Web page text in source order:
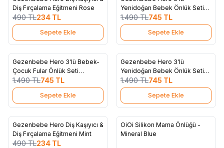
Favorilere Ekle
Diş Fırçalama Eğitmeni Rose
490TL234 TL
Sepete Ekle
Favorilere Ekle
Yenidoğan Bebek Önlük Seti
Koala
1.490TL745 TL
Sepete Ekle
%50
Favorilere Ekle
4
Gezenbebe Hero 3'lü Bebek-
Çocuk Fular Önlük Seti
Elephant
1.490TL745 TL
Sepete Ekle
%50
Favorilere Ekle
4
Gezenbebe Hero 3'lü
Yenidoğan Bebek Önlük Seti
Elephant
1.490TL745 TL
Sepete Ekle
%52
Favorilere Ekle
4
Gezenbebe Hero Diş Kaşıyıcı &
Diş Fırçalama Eğitmeni Mint
490TL234 TL
Favorilere Ekle
10
Tükendi
OiOi Silikon Mama Önlüğü -
Mineral Blue